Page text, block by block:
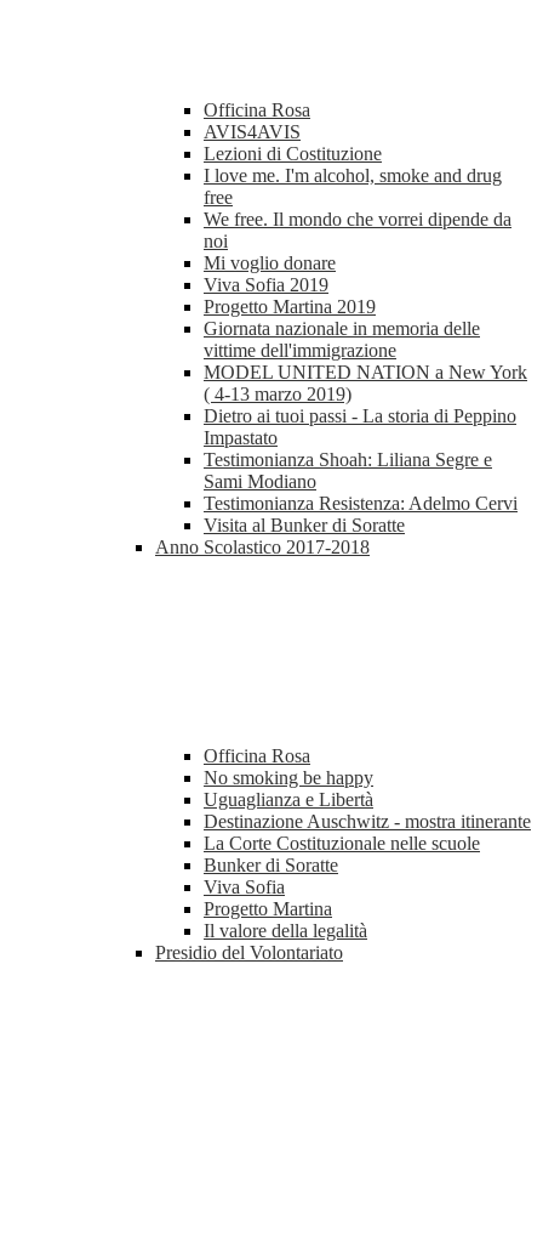
Officina Rosa
AVIS4AVIS
Lezioni di Costituzione
I love me. I'm alcohol, smoke and drug
free
We free. Il mondo che vorrei dipende da
noi
Mi voglio donare
Viva Sofia 2019
Progetto Martina 2019
Giornata nazionale in memoria delle
vittime dell'immigrazione
MODEL UNITED NATION a New York
( 4-13 marzo 2019)
Dietro ai tuoi passi - La storia di Peppino
Impastato
Testimonianza Shoah: Liliana Segre e
Sami Modiano
Testimonianza Resistenza: Adelmo Cervi
Visita al Bunker di Soratte
Anno Scolastico 2017-2018
Officina Rosa
No smoking be happy
Uguaglianza e Libertà
Destinazione Auschwitz - mostra itinerante
La Corte Costituzionale nelle scuole
Bunker di Soratte
Viva Sofia
Progetto Martina
Il valore della legalità
Presidio del Volontariato